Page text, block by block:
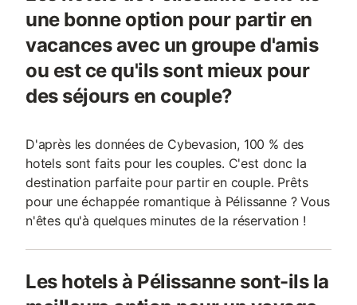
une bonne option pour partir en
vacances avec un groupe d'amis
ou est ce qu'ils sont mieux pour
des séjours en couple?
D'après les données de Cybevasion, 100 % des
hotels sont faits pour les couples. C'est donc la
destination parfaite pour partir en couple. Prêts
pour une échappée romantique à Pélissanne ? Vous
n'êtes qu'à quelques minutes de la réservation !
Les hotels à Pélissanne sont-ils la